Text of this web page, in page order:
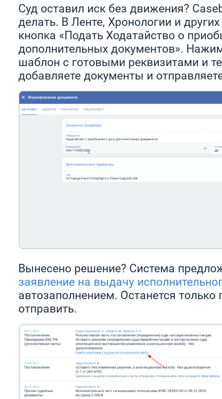
Суд оставил иск без движения?
делать. В Ленте, Хронологии и
кнопка «Подать Ходатайство о
дополнительных документов».
шаблон с готовыми реквизитами и
добавляете документы и
Вынесено решение? Система
заявление на выдачу
автозаполнением. Останется только
отправить.